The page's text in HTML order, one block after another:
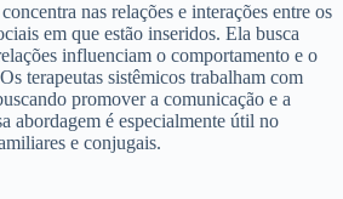
nas relações e interações entre os
em que estão inseridos. Ela busca
influenciam o comportamento e o
terapeutas sistêmicos trabalham com
promover a comunicação e a
abordagem é especialmente útil no
e conjugais.